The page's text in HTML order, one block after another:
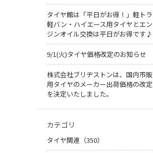
タイヤ館は「平日がお得！」軽トラ
軽バン・ハイエース用タイヤとエン
ジンオイル交換は平日がお得です♪
9/1(火)タイヤ価格改定のお知らせ
株式会社ブリヂストンは、国内市販
用タイヤのメーカー出荷価格の改定
を決定いたしました。
カテゴリ
タイヤ関連（350）